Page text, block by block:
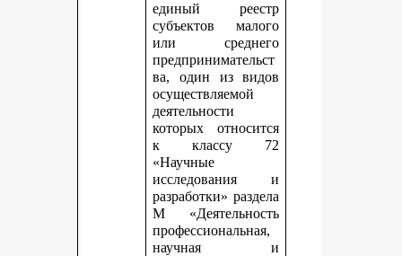
единый реестр
субъектов малого
или среднего
предпринимательст
ва, один из видов
осуществляемой
деятельности
которых относится
к классу 72
«Научные
исследования и
разработки» раздела
М «Деятельность
профессиональная,
научная и